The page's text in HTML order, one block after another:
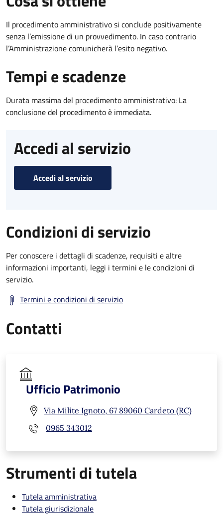
Il procedimento amministrativo si conclude positivamente
senza l’emissione di un provvedimento. In caso contrario
l’Amministrazione comunicherà l’esito negativo.
Tempi e scadenze
Durata massima del procedimento amministrativo: La
conclusione del procedimento è immediata.
Accedi al servizio
Accedi al servizio
Condizioni di servizio
Per conoscere i dettagli di scadenze, requisiti e altre
informazioni importanti, leggi i termini e le condizioni di
servizio.
Termini e condizioni di servizio
Contatti
Ufficio Patrimonio
Via Milite Ignoto, 67 89060 Cardeto (RC)
0965 343012
Strumenti di tutela
Tutela amministrativa
Tutela giurisdizionale